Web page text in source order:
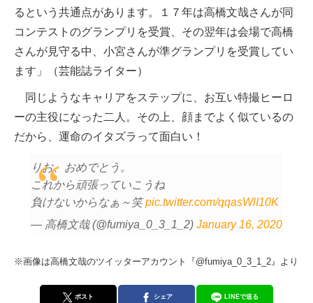
るという共通点があります。１７年は高橋文哉さんが同
コンテストのグランプリを受賞、その翌年は会場で高橋
さんが見守る中、小宮さんが準グランプリを受賞してい
ます」（芸能誌ライター）
同じようなキャリアをステップに、お互い特撮ヒーロ
ーの主役になった二人。その上、顔までよく似ているの
だから、運命のイタズラって面白い！
りお、おめでとう。
これから頑張っていこうね
負けないからなぁ～笑pic.twitter.com/qqasWlI10K
— 高橋文哉 (@fumiya_0_3_1_2) January 16, 2020
※画像は高橋文哉のツイッターアカウント『@fumiya_0_3_1_2』より
ポスト シェア LINEで送る